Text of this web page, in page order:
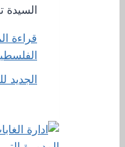
السيدة
قراءة
الجديد